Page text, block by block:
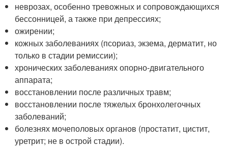
неврозах, особенно тревожных и сопровождающихся
бессонницей, а также при депрессиях;
ожирении;
кожных заболеваниях (псориаз, экзема, дерматит, но
только в стадии ремиссии);
хронических заболеваниях опорно-двигательного
аппарата;
восстановлении после различных травм;
восстановлении после тяжелых бронхолегочных
заболеваний;
болезнях мочеполовых органов (простатит, цистит,
уретрит; не в острой стадии).